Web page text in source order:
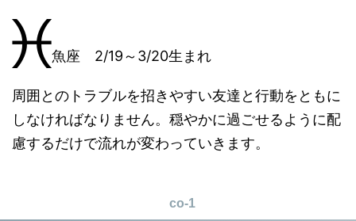
魚座 2/19～3/20生まれ
周囲とのトラブルを招きやすい友達と行動をともに
しなければなりません。穏やかに過ごせるように配
慮するだけで流れが変わっていきます。
co-1